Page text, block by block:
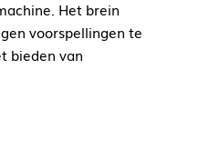
Het brein
voorspellingen te
bieden van